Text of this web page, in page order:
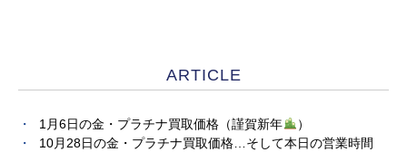
ARTICLE
1月6日の金・プラチナ買取価格（謹賀新年
）
10月28日の金・プラチナ買取価格…そして本日の営業時間